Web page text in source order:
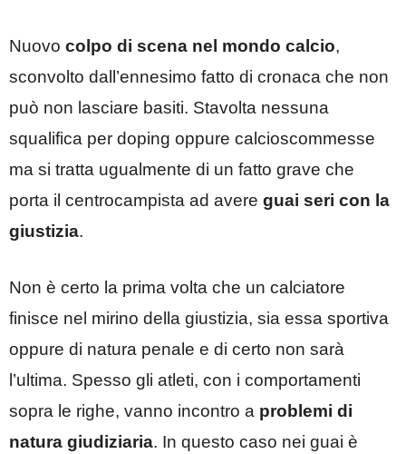
Nuovo colpo di scena nel mondo calcio,
sconvolto dall’ennesimo fatto di cronaca che non
può non lasciare basiti. Stavolta nessuna
squalifica per doping oppure calcioscommesse
ma si tratta ugualmente di un fatto grave che
porta il centrocampista ad avere guai seri con la
giustizia.
Non è certo la prima volta che un calciatore
finisce nel mirino della giustizia, sia essa sportiva
oppure di natura penale e di certo non sarà
l’ultima. Spesso gli atleti, con i comportamenti
sopra le righe, vanno incontro a problemi di
natura giudiziaria. In questo caso nei guai è